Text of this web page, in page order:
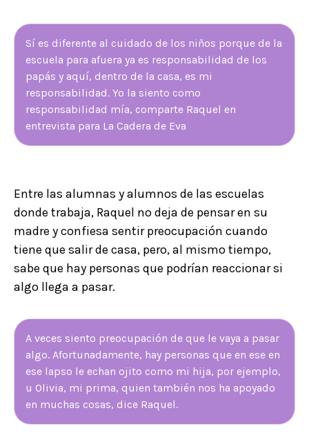
Sí es diferente al cuidado de los niños porque de la
escuela para afuera ya es responsabilidad de los
papás y aquí, dentro de la casa, es mi
responsabilidad. Yo la siento como
responsabilidad mía, comparte Raquel en
entrevista para La Cadera de Eva
Entre las alumnas y alumnos de las escuelas
donde trabaja, Raquel no deja de pensar en su
madre y confiesa sentir preocupación cuando
tiene que salir de casa, pero, al mismo tiempo,
sabe que hay personas que podrían reaccionar si
algo llega a pasar.
A veces siento preocupación de que le vaya a pasar
algo. Afortunadamente, hay personas que en ese en
ese lapso le echan ojito como mi hija, por ejemplo,
u Olivia, mi prima, quien también nos ha apoyado
en muchas cosas, dice Raquel.